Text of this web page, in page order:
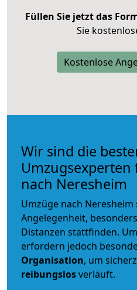
Füllen Sie jetzt das
Sie
Kostenlose
Wir sind die
nach Neresheim
Umzüge nach
Angelegenheit,
Distanzen stattfinden.
erfordern jedoch
Organisation, um
reibungslosverläuft.